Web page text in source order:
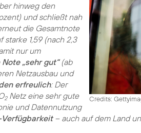
Credits:
hinweg den
und schließt nah
die Gesamtnote
starke 1,59 (nach 2,3
nur um
Note „sehr gut“(ab
Netzausbau und
erfreulich: Der
2Netz eine sehr gute
und Datennutzung
Verfügbarkeit– auch auf dem Land